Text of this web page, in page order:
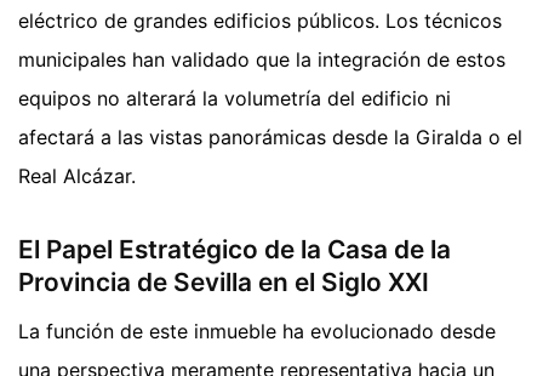
eléctrico de grandes edificios públicos. Los técnicos
municipales han validado que la integración de estos
equipos no alterará la volumetría del edificio ni
afectará a las vistas panorámicas desde la Giralda o el
Real Alcázar.
El Papel Estratégico de la Casa de la
Provincia de Sevilla en el Siglo XXI
La función de este inmueble ha evolucionado desde
una perspectiva meramente representativa hacia un